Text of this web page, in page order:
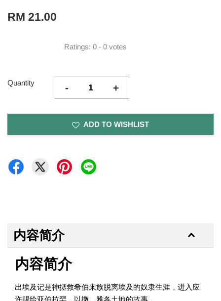
RM 21.00
Ratings: 0 - 0 votes
Quantity - +
ADD TO WISHLIST
内容简介
内容简介
出埃及记是神拯救希伯来族脱离埃及的奴隶生涯，进入应
许赐给亚伯拉罕、以撒、雅各土地的故事。